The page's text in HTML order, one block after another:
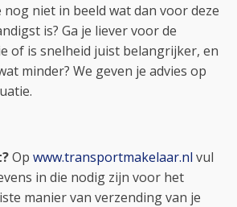
niet in beeld wat dan voor deze
is? Ga je liever voor de
of is snelheid juist belangrijker, en
minder? We geven je advies op
Op www.transportmakelaar.nl vul
in die nodig zijn voor het
manier van verzending van je